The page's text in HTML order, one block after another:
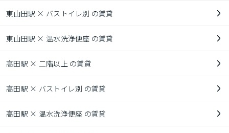
東山田駅 × バストイレ別 の賃貸
東山田駅 × 温水洗浄便座 の賃貸
高田駅 × 二階以上 の賃貸
高田駅 × バストイレ別 の賃貸
高田駅 × 温水洗浄便座 の賃貸